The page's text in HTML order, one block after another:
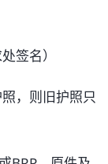
签名）
，则旧护照只